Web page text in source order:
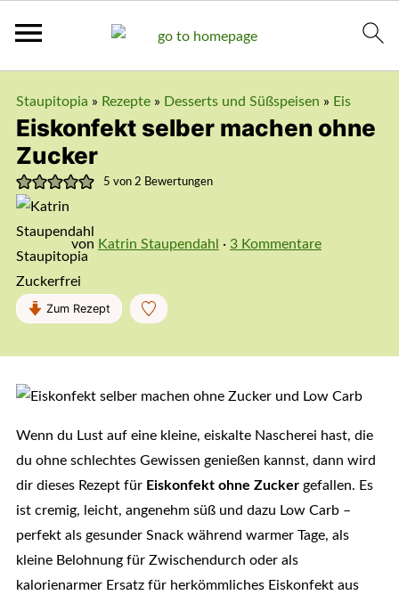
Staupitopia » Rezepte» Desserts und Süßspeisen » Eis
Eiskonfekt selber machen ohne
Zucker
5 von 2 Bewertungen
von Katrin Staupendahl · 3 Kommentare
Zum Rezept
Wenn du Lust auf eine kleine, eiskalte Nascherei hast, die
du ohne schlechtes Gewissen genießen kannst, dann wird
dir dieses Rezept für Eiskonfekt ohne Zuckergefallen. Es
ist cremig, leicht, angenehm süß und dazu Low Carb –
perfekt als gesunder Snack während warmer Tage, als
kleine Belohnung für Zwischendurch oder als
kalorienarmer Ersatz für herkömmliches Eiskonfekt aus